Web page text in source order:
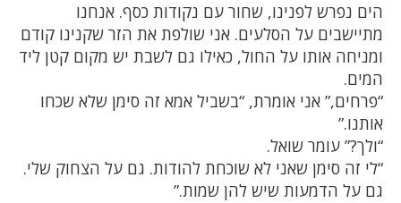
הים נפרש לפנינו, שחור עם נקודות כסף. אנחנו
מתיישבים על הסלעים. אני שולפת את הזר שקנינו קודם
ומניחה אותו על החול, כאילו גם לשבת יש מקום קטן ליד
המים.
“פרחים,” אני אומרת, “בשביל אמא זה סימן שלא שכחו
אותנו.”
“ולך?” עומר שואל.
“לי זה סימן שאני לא שוכחת להודות. גם על הצחוק שלי.
גם על הדמעות שיש להן שמות.”